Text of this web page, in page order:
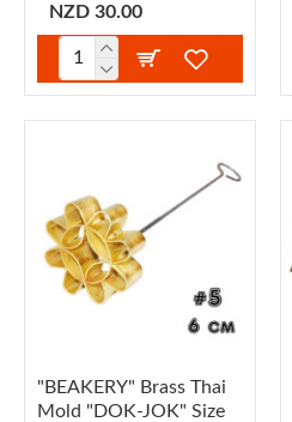
NZD 30.00
"BEAKERY" Brass Thai
Mold "DOK-JOK" Size